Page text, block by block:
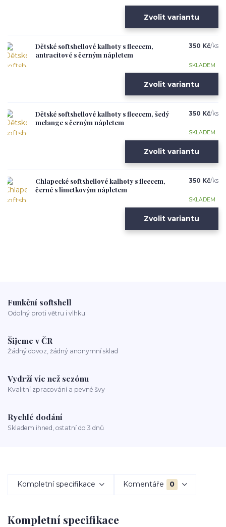
Zvolit variantu
Dětské softshellové kalhoty s fleecem,
antracitové s černým nápletem
350 Kč/ks
SKLADEM
Zvolit variantu
Dětské softshellové kalhoty s fleecem, šedý
melange s černým nápletem
350 Kč/ks
SKLADEM
Zvolit variantu
Chlapecké softshellové kalhoty s fleecem,
černé s limetkovým nápletem
350 Kč/ks
SKLADEM
Zvolit variantu
Funkční softshell
Odolný proti větru i vlhku
Šijeme v ČR
Žádný dovoz, žádný anonymní sklad
Vydrží víc než sezónu
Kvalitní zpracování a pevné švy
Rychlé dodání
Skladem ihned, ostatní do 3 dnů
Kompletní specifikace Komentáře 0
Kompletní specifikace